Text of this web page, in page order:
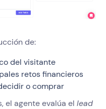
de:
del visitante
retos financieros
o comprar
el agente evalúa el lead